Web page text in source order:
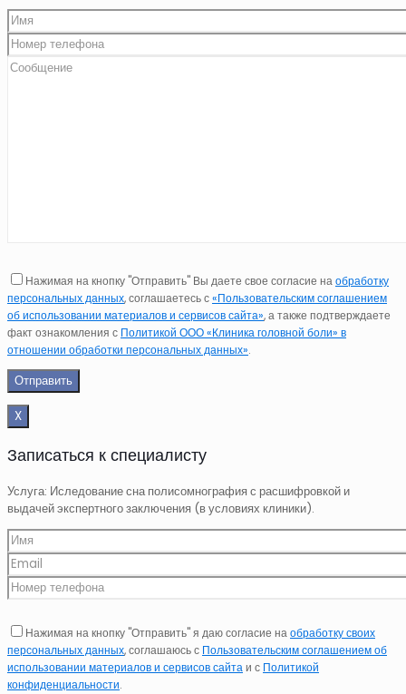
Нажимая на кнопку "Отправить" Вы даете свое согласие наобработку
персональных данных, соглашаетесь с«Пользовательским соглашением
об использовании материалов и сервисов сайта», а также подтверждаете
факт ознакомления с Политикой ООО «Клиника головной боли» в
отношении обработки персональных данных».
X
Записаться к специалисту
Услуга: Иследование сна полисомнография с расшифровкой и
выдачей экспертного заключения (в условиях клиники).
Нажимая на кнопку "Отправить" я даю согласие наобработку своих
персональных данных, соглашаюсь с Пользовательским соглашением об
использовании материалов и сервисов сайтаи с Политикой
конфиденциальности.